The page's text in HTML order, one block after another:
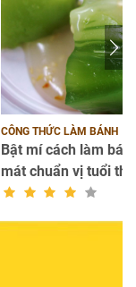
CÔNG THỨC LÀM BÁNH
Bật mí cách làm
mát chuẩn vị tuổi thơ